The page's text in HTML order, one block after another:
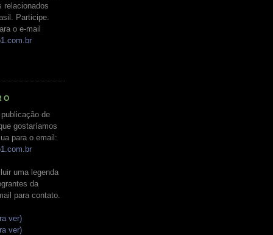
relacionados
Participe.
o e-mail
de
gostaríamos
para o email:
uma legenda
da
para contato.
ver)
ver)